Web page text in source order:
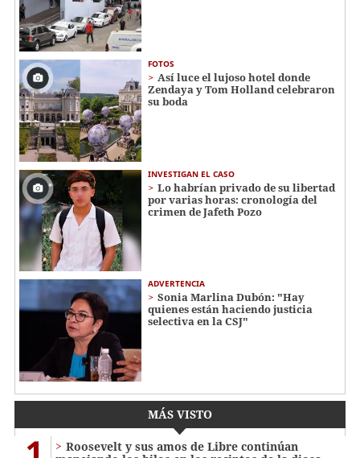
FOTOS
Así luce el lujoso hotel donde
Zendaya y Tom Holland celebraron
su boda
INVESTIGAN EL CASO
Lo habrían privado de su libertad
por varias horas: cronología del
crimen de Jafeth Pozo
ADVERTENCIA
Sonia Marlina Dubón: "Hay
quienes están haciendo justicia
selectiva en la CSJ"
MÁS VISTO
Roosevelt y sus amos de Libre continúan